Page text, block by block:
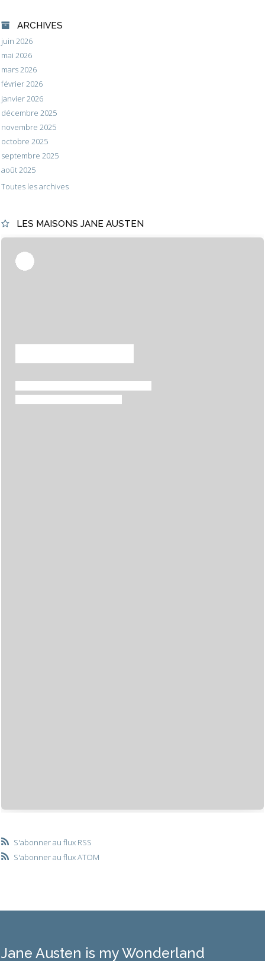
ARCHIVES
juin 2026
mai 2026
mars 2026
février 2026
janvier 2026
décembre 2025
novembre 2025
octobre 2025
septembre 2025
août 2025
Toutes les archives
LES MAISONS JANE AUSTEN
S'abonner au flux RSS
S'abonner au flux ATOM
Jane Austen is my Wonderland